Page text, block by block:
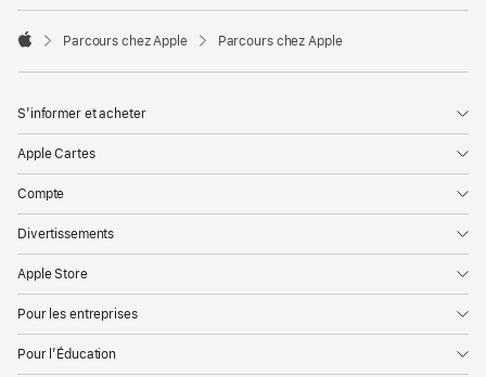

Parcours chez Apple Parcours chez Apple
S’informer et acheter
Apple Cartes
Compte
Divertissements
Apple Store
Pour les entreprises
Pour l’Éducation